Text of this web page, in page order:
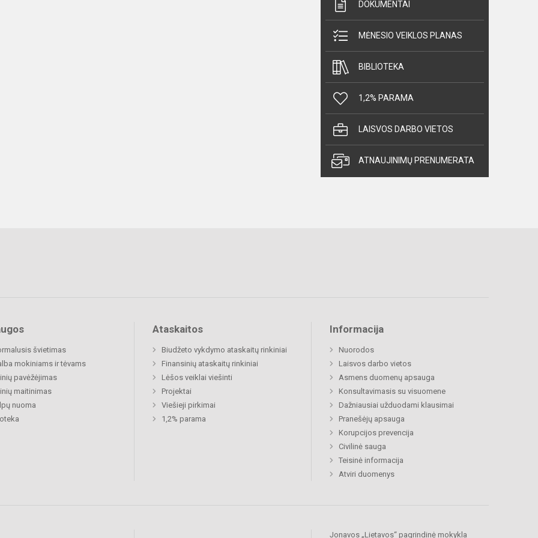
DOKUMENTAI
MĖNESIO VEIKLOS PLANAS
BIBLIOTEKA
1,2% PARAMA
LAISVOS DARBO VIETOS
ATNAUJINIMŲ PRENUMERATA
švietimas
mokiniams ir tėvams
pavėžėjimas
maitinimas
nuoma
Ataskaitos
Biudžeto vykdymo ataskaitų rinkiniai
Finansinių ataskaitų rinkiniai
Lėšos veiklai viešinti
Projektai
Viešieji pirkimai
1,2% parama
Informacija
Nuorodos
Laisvos darbo vietos
Asmens duomenų apsauga
Konsultavimasis su visuomene
Dažniausiai užduodami klausimai
Pranešėjų apsauga
Korupcijos prevencija
Civilinė sauga
Teisinė informacija
Atviri duomenys
Jonavos „Lietavos“ pagrindinė mokykla